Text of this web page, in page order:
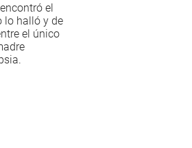
el
lo halló y de
el único